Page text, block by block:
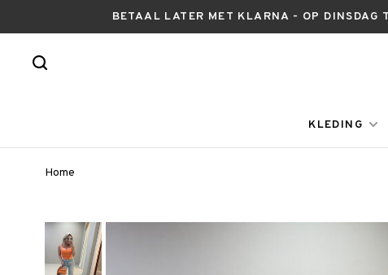
BETAAL LATER MET KLARNA - OP DINSDAG
KLEDING
Home